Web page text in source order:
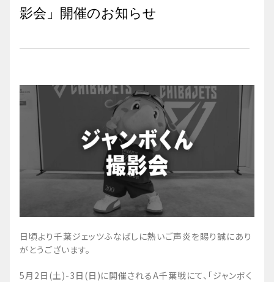
影会」開催のお知らせ
日頃より千葉ジェッツふなばしに熱いご声炎を賜り誠にあり
がとうございます。
5月2日(土)-3日(日)に開催されるA千葉戦にて、「ジャンボく